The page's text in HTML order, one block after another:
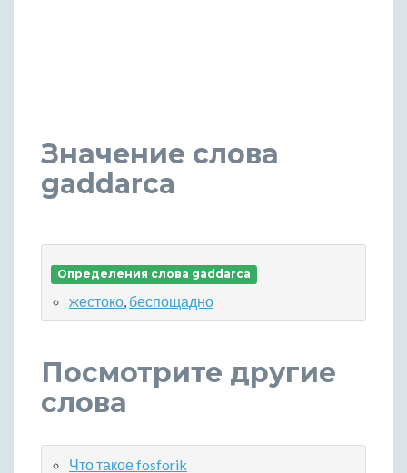
Значение слова
gaddarca
Определения слова gaddarca
жестоко, беспощадно
Посмотрите другие
слова
Что такое fosforik